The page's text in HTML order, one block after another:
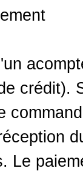
crédit).
Le